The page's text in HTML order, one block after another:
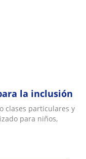
la inclusión
clases particulares y
para niños,